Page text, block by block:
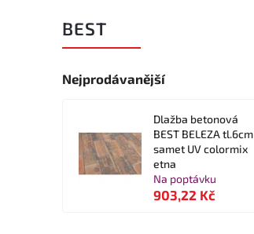
BEST
Nejprodávanější
Dlažba betonová
BEST BELEZA tl.6cm
samet UV colormix
etna
Na poptávku
903,22 Kč